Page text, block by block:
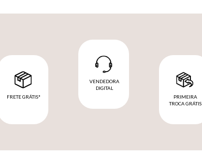
FRETE GRÁTIS*
VENDEDORA
DIGITAL
PRIMEIRA
TROCA GRÁTIS